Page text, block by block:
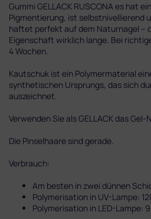
Gummi GELLACK RUSCONA es hat
Pigmentierung, ist selbstnivellierend
haftet perfekt auf dem Naturnagel –
Eigenschaft wirklich lange. Bei
4 Wochen.
Kautschuk ist ein Polymermaterial
synthetischen Ursprungs, das sich
auszeichnet.
Verwenden Sie als GELLACK das Gel-
Die Pinselhaare sind gerade.
Verbrauch:
Am besten in zwei dünnen
Polymerisation in UV-Lampe:
Polymerisation in LED-Lampe: